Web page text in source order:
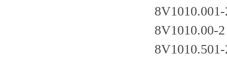
8V1010.00-2